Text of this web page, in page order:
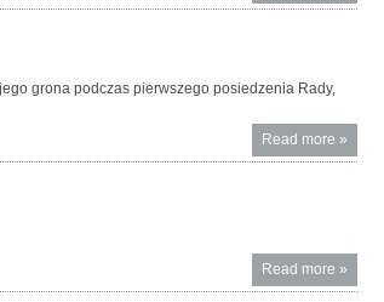
grona podczas pierwszego posiedzenia Rady,
Read more About
»
Read more About
»